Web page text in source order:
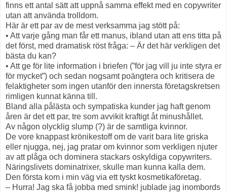
finns ett antal sätt att uppnå samma effekt med en copywriter
utan att använda trolldom.
Här är ett par av de mest verksamma jag stött på:
• Att varje gång man får ett manus, ibland utan att ens titta på
det först, med dramatisk röst fråga: – Är det här verkligen det
bästa du kan?
• Att ge för lite information i briefen (”för jag vill ju inte styra er
för mycket”) och sedan nogsamt poängtera och kritisera de
felaktigheter som ingen utanför den innersta företagskretsen
rimligen kunnat känna till.
Bland alla pålästa och sympatiska kunder jag haft genom
åren är det ett par, tre som avvikit kraftigt åt minushållet.
Av någon olycklig slump (?) är de samtliga kvinnor.
De vore knappast krönikestoff om de varit bara lite griska
eller njugga, nej, jag pratar om kvinnor som verkligen njuter
av att plåga och dominera stackars oskyldiga copywriters.
Näringslivets dominatrixer, skulle man kunna kalla dem.
Den första kom i min väg via ett tyskt kosmetikaföretag.
– Hurra! Jag ska få jobba med smink! jublade jag inombords